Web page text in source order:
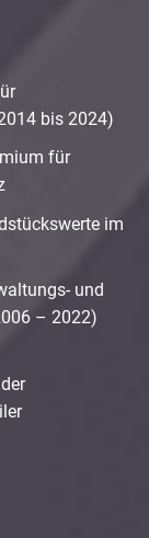
bis 2024)
für
im
und
– 2022)